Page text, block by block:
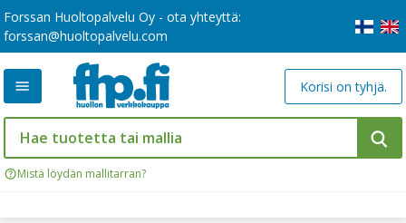
Forssan Huoltopalvelu Oy - ota yhteyttä:
forssan@huoltopalvelu.com
Mistä löydän mallitarran?
Korisi on tyhjä.